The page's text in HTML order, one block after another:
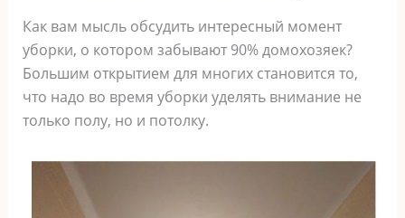
Как вам мысль обсудить интересный момент
уборки, о котором забывают 90% домохозяек?
Большим открытием для многих становится то,
что надо во время уборки уделять внимание не
только полу, но и потолку.